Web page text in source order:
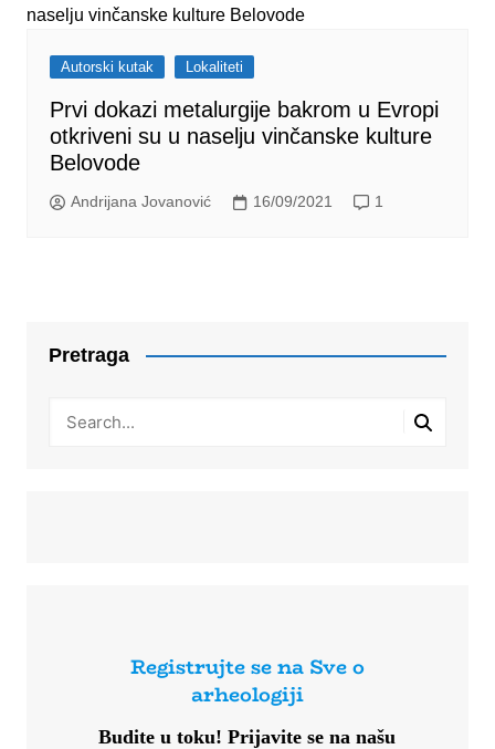
Autorski kutak Lokaliteti
Prvi dokazi metalurgije bakrom u Evropi
otkriveni su u naselju vinčanske kulture
Belovode
Andrijana Jovanović 16/09/2021 1
Pretraga
Registrujte se na Sve o
arheologiji
Budite u toku!Prijavite se na našu